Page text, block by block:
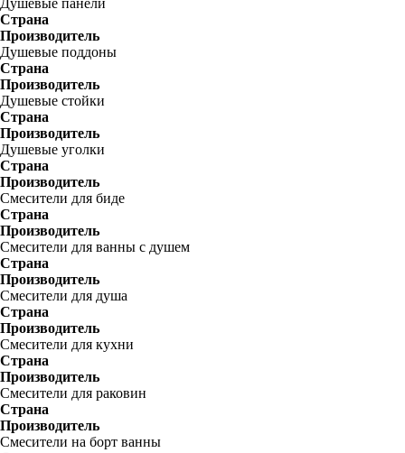
Душевые панели
Страна
Производитель
Душевые поддоны
Страна
Производитель
Душевые стойки
Страна
Производитель
Душевые уголки
Страна
Производитель
Смесители для биде
Страна
Производитель
Смесители для ванны с душем
Страна
Производитель
Смесители для душа
Страна
Производитель
Смесители для кухни
Страна
Производитель
Смесители для раковин
Страна
Производитель
Смесители на борт ванны